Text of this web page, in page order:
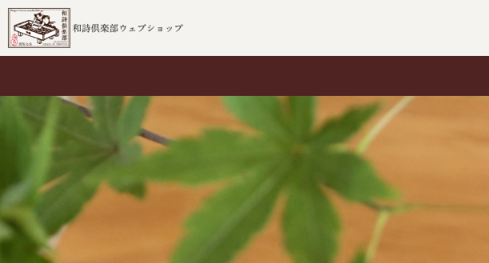
和詩倶楽部 ムシカゴ
ブランド
和詩倶楽部
ムシカゴ
沓掛ろっか
柴田部長
百鬼夜行
その他
ホンノムシ
ハサミムシ
ハコビムシ
ミノムシ
コノハムシ
マトメムシ
小ぽち袋